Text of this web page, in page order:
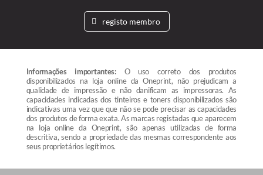
registo membro
Informações importantes: O uso correto dos produtos
disponibilizados na loja online da Oneprint, não prejudicam a
qualidade de impressão e não danificam as impressoras. As
capacidades indicadas dos tinteiros e toners disponibilizados são
indicativas uma vez que que não se pode precisar as capacidades
dos produtos de forma exata. As marcas registadas que aparecem
na loja online da Oneprint, são apenas utilizadas de forma
descritiva, sendo a propriedade das mesmas correspondente aos
seus proprietários legítimos.